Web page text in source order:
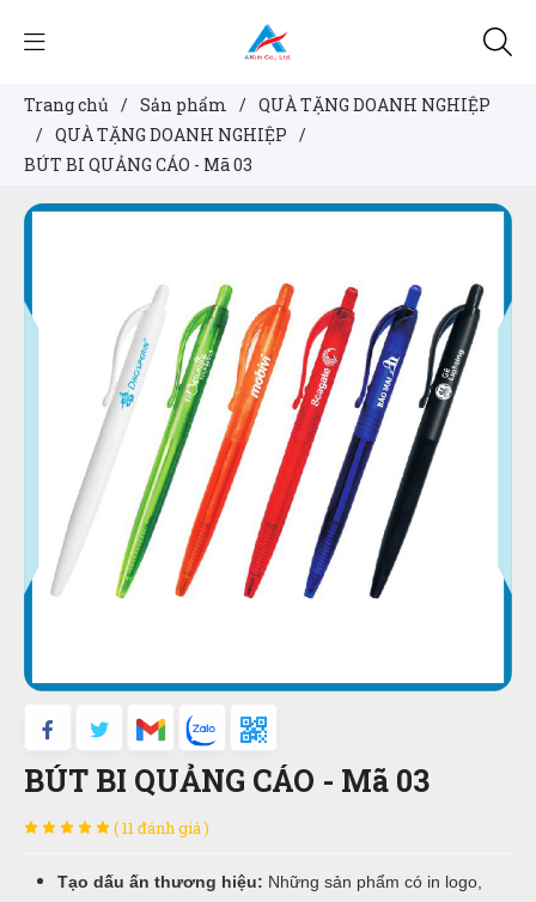
Trang chủ / Sản phẩm / QUÀ TẶNG DOANH NGHIỆP
/ QUÀ TẶNG DOANH NGHIỆP /
BÚT BI QUẢNG CÁO - Mã 03
BÚT BI QUẢNG CÁO - Mã 03
( 11 đánh giá )
Tạo dấu ấn thương hiệu: Những sản phẩm có in logo,